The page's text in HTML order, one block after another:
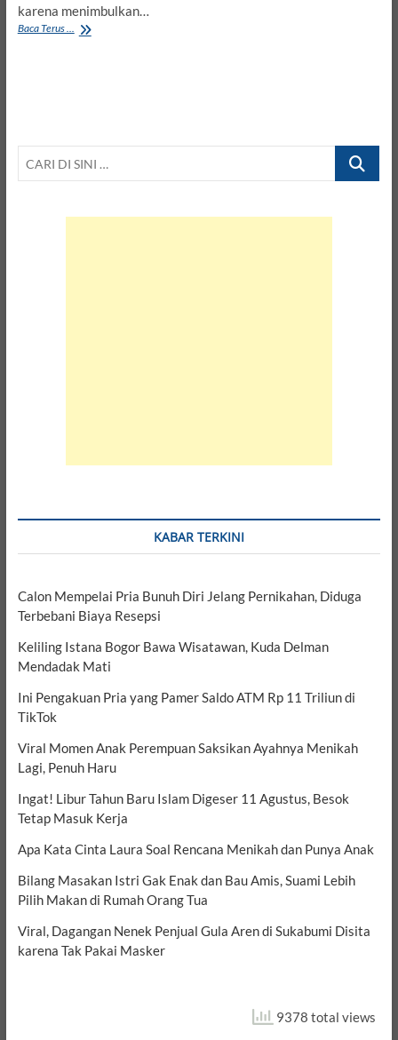
karena menimbulkan…
Baca Terus ... Syarat
Seseorang
CARI
KABAR TERKINI
Calon Mempelai Pria Bunuh Diri Jelang Pernikahan, Diduga
Terbebani Biaya Resepsi
Keliling Istana Bogor Bawa Wisatawan, Kuda Delman
Mendadak Mati
Ini Pengakuan Pria yang Pamer Saldo ATM Rp 11 Triliun di
TikTok
Viral Momen Anak Perempuan Saksikan Ayahnya Menikah
Lagi, Penuh Haru
Ingat! Libur Tahun Baru Islam Digeser 11 Agustus, Besok
Tetap Masuk Kerja
Apa Kata Cinta Laura Soal Rencana Menikah dan Punya Anak
Bilang Masakan Istri Gak Enak dan Bau Amis, Suami Lebih
Pilih Makan di Rumah Orang Tua
Viral, Dagangan Nenek Penjual Gula Aren di Sukabumi Disita
karena Tak Pakai Masker
9378 total views